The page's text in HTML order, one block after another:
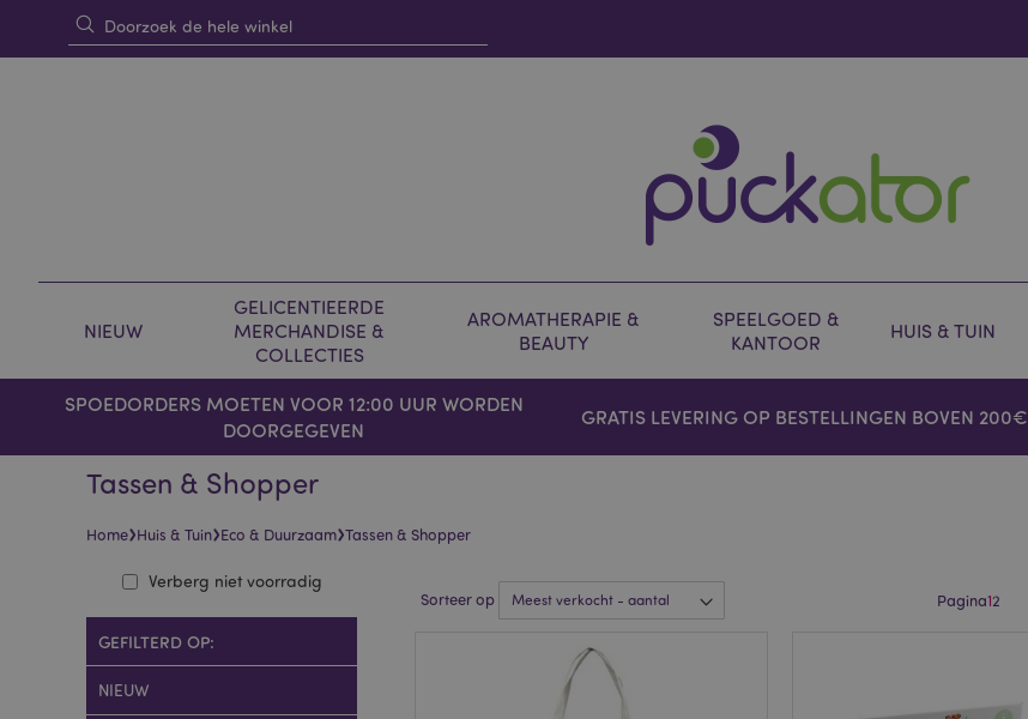
NIEUW
GELICENTIEERDE
MERCHANDISE &
COLLECTIES
AROMATHERAPIE &
BEAUTY
SPEELGOED &
KANTOOR
HUIS & TUIN
SPOEDORDERS MOETEN VOOR 12:00 UUR WORDEN
DOORGEGEVEN
GRATIS LEVERING OP BESTELLINGEN BOVEN 200€
Tassen & Shopper
Home›Huis & Tuin›Eco & Duurzaam›Tassen & Shopper
Sorteer op Pagina12
Verberg niet voorradig
GEFILTERD OP:
NIEUW